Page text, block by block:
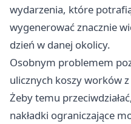
wydarzenia, które
wygenerować znacznie
dzień w danej okolicy.
Osobnym problemem
ulicznych koszy worków
Żeby temu
nakładki ograniczające